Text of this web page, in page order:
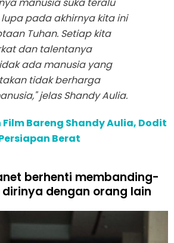
manusia suka teralu
pada akhirnya kita ini
Tuhan. Setiap kita
dan talentanya
ada manusia yang
tidak berharga
jelas Shandy Aulia.
Film Bareng Shandy Aulia, Dodit
Berat
berhenti membanding-
dengan orang lain